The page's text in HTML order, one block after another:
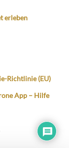
erleben
Richtlinie (EU)
App – Hilfe